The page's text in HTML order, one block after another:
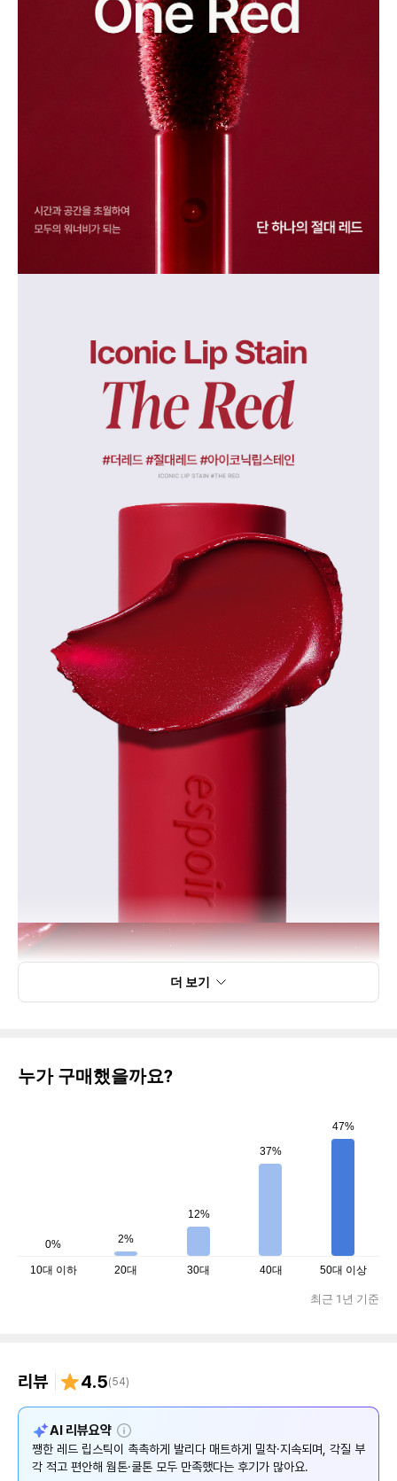
더 보기
누가 구매했을까요?
0% 2%
12%
37%
47%
10대 이하 20대 30대 40대 50대 이상
최근 1년 기준
리뷰 4.5(54)
AI 리뷰요약 설
명
쨍한 레드 립스틱이 촉촉하게 발리다 매트하게 밀착·지속되며, 각질 부
각 적고 편안해 웜톤·쿨톤 모두 만족했다는 후기가 많아요.